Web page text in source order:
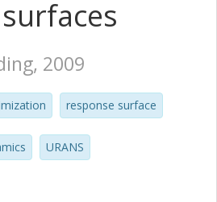
2009
response surface
URANS